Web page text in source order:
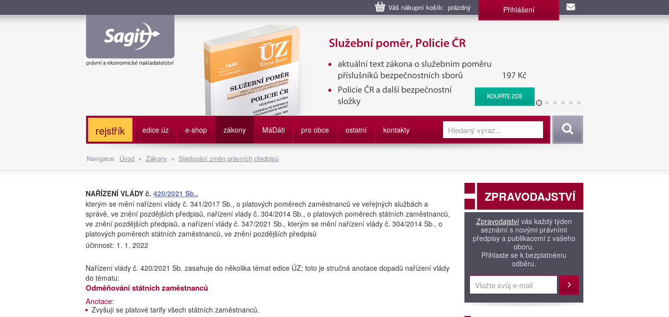
Váš nákupní košík: prázdný Přihlášení
Služební poměr příslušníků bezpečnostních sborů, Policie ČR, Vězeňská služba, BIS, Zpravodajské
služby
rejstřík edice úz e-shop zákony MáDáti pro obce ostatní kontakty Vyhledat
Navigace: Úvod » Zákony » Sledování změn právních předpisů
NAŘÍZENÍ VLÁDY č. 420/2021 Sb.,
kterým se mění nařízení vlády č. 341/2017 Sb., o platových poměrech zaměstnanců ve veřejných službách a
správě, ve znění pozdějších předpisů, nařízení vlády č. 304/2014 Sb., o platových poměrech státních zaměstnanců,
ve znění pozdějších předpisů, a nařízení vlády č. 347/2021 Sb., kterým se mění nařízení vlády č. 304/2014 Sb., o
platových poměrech státních zaměstnanců, ve znění pozdějších předpisů
účinnost: 1. 1. 2022
Nařízení vlády č. 420/2021 Sb. zasahuje do několika témat edice ÚZ; toto je stručná anotace dopadů nařízení vlády
do tématu:
Odměňování státních zaměstnanců
Anotace:
Zvyšují se platové tarify všech státních zaměstnanců.
ZPRAVODAJSTVÍ
Zpravodajstvívás každý týden
seznámí s novými právními
předpisy a publikacemi z vašeho
oboru.
Přihlaste se k bezplatnému
odběru.
Přihlásit